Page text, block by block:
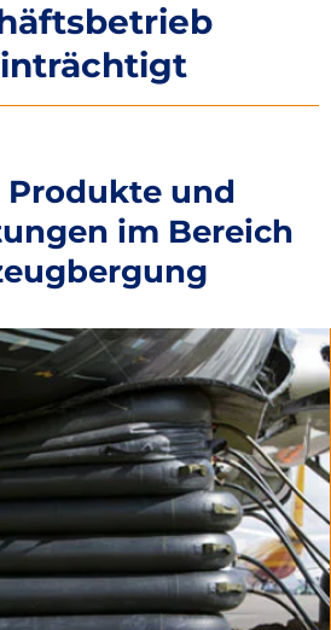
Produkte und
im Bereich
ARM/ARD, einschließlich
Rumpfhebesysteme,
und Anbindesysteme.